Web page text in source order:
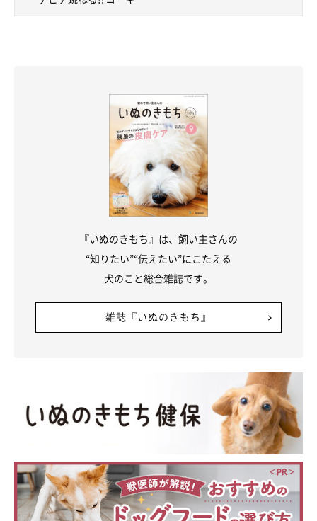
『いぬのきもち』は、飼い主さんの
“知りたい”“伝えたい”にこたえる
犬のこと総合雑誌です。
雑誌『いぬのきもち』